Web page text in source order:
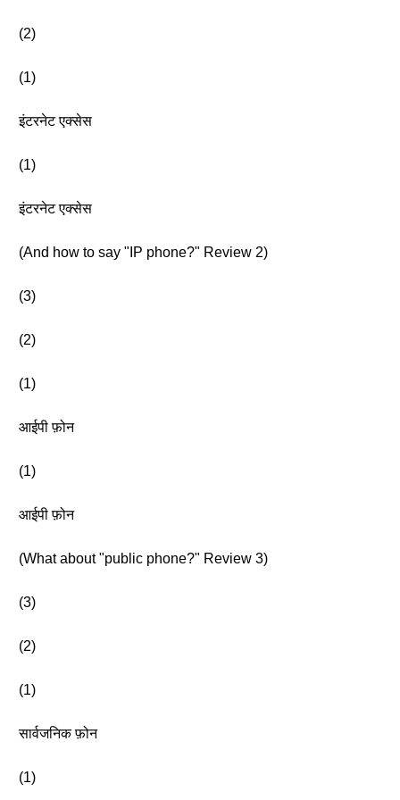
(2)
(1)
इंटरनेट एक्सेस
(1)
इंटरनेट एक्सेस
(And how to say "IP phone?" Review 2)
(3)
(2)
(1)
आईपी फ़ोन
(1)
आईपी फ़ोन
(What about "public phone?" Review 3)
(3)
(2)
(1)
सार्वजनिक फ़ोन
(1)